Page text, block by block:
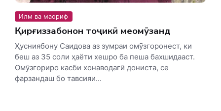
Илм ва маориф
Қирғиззабонон тоҷикӣ меомӯзанд
Ҳусниябону Саидова аз зумраи омӯзгоронест, ки
беш аз 35 соли ҳаёти хешро ба пеша бахшидааст.
Омӯзгориро касби хонаводагӣ дониста, се
фарзандаш бо тавсияи...